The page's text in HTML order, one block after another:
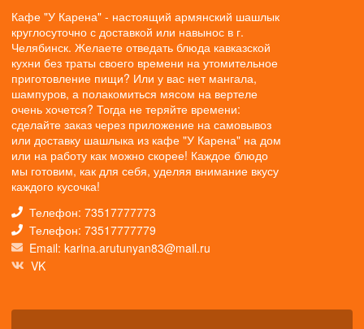
Кафе "У Карена" - настоящий армянский шашлык
круглосуточно с доставкой или навынос в г.
Челябинск. Желаете отведать блюда кавказской
кухни без траты своего времени на утомительное
приготовление пищи? Или у вас нет мангала,
шампуров, а полакомиться мясом на вертеле
очень хочется? Тогда не теряйте времени:
сделайте заказ через приложение на самовывоз
или доставку шашлыка из кафе "У Карена" на дом
или на работу как можно скорее! Каждое блюдо
мы готовим, как для себя, уделяя внимание вкусу
каждого кусочка!
Телефон: 73517777773
Телефон: 73517777779
Email: karina.arutunyan83@mail.ru
VK